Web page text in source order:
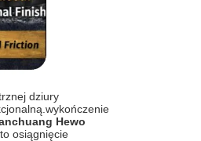
dziury
Hewo
osiągnięcie